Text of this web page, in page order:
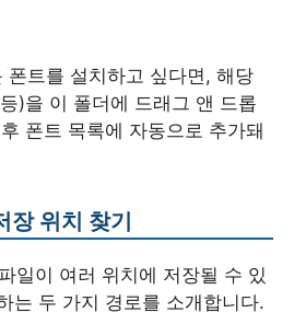
폰트를 설치하고 싶다면, 해당
)을 이 폴더에 드래그 앤 드롭
폰트 목록에 자동으로 추가돼
장 위치 찾기
일이 여러 위치에 저장될 수 있
는 두 가지 경로를 소개합니다.